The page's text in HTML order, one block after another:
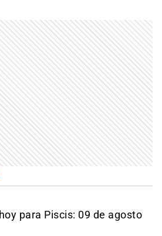
para Piscis: 09 de agosto